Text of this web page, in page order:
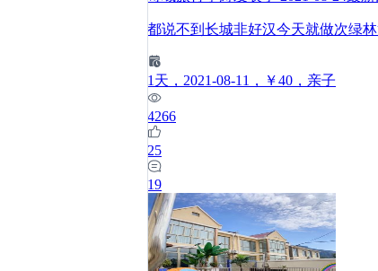
都说不到长城非好汉今天就做次绿林
1 天 ，2021-08-11 ，￥40 ，亲子
4266
25
19